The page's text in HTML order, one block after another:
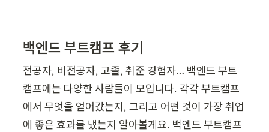
백엔드 부트캠프 후기
전공자, 비전공자, 고졸, 취준 경험자… 백엔드 부트
캠프에는 다양한 사람들이 모입니다. 각각 부트캠프
에서 무엇을 얻어갔는지, 그리고 어떤 것이 가장 취업
에 좋은 효과를 냈는지 알아볼게요. 백엔드 부트캠프